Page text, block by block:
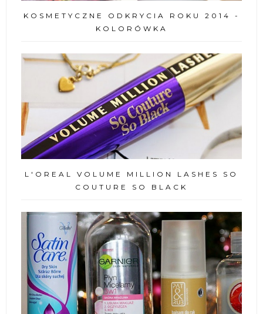
KOSMETYCZNE ODKRYCIA ROKU 2014 -
KOLORÓWKA
L'OREAL VOLUME MILLION LASHES SO
COUTURE SO BLACK